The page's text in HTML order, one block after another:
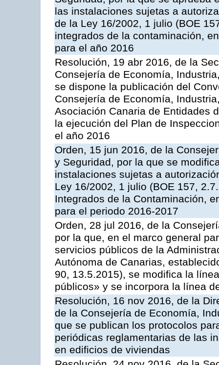
las instalaciones sujetas a
de la Ley 16/2002, 1 julio (BOE
integrados de la contaminación,
para el año 2016
Resolución, 19 abr 2016, de la
Consejería de Economía,
se dispone la publicación del
Consejería de Economía,
Asociación Canaria de Entidades
la ejecución del Plan de
el año 2016
Orden, 15 jun 2016, de la
y Seguridad, por la que se
instalaciones sujetas a
Ley 16/2002, 1 julio (BOE 157,
Integrados de la Contaminación,
para el periodo 2016-2017
Orden, 28 jul 2016, de la
por la que, en el marco general
servicios públicos de la
Autónoma de Canarias,
90, 13.5.2015), se modifica la
públicos» y se incorpora la línea
Resolución, 16 nov 2016, de la
de la Consejería de Economía,
que se publican los protocolos
periódicas reglamentarias de las
en edificios de viviendas